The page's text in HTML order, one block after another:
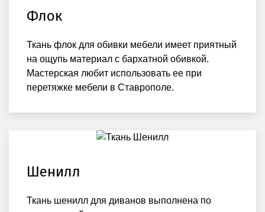
Флок
Ткань флок для обивки мебели имеет приятный
на ощупь материал с бархатной обивкой.
Мастерская любит использовать ее при
перетяжке мебели в Ставрополе.
Шенилл
Ткань шенилл для диванов выполнена по